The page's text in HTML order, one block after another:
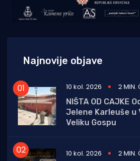
Najnovije objave
10 kol. 2026
2 MIN.
NIŠTA OD CAJKE
Jelene Karleuše u
Veliku Gospu
10 kol. 2026
2 MIN.